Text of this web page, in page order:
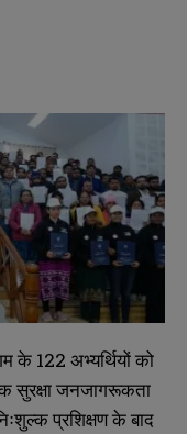
के 122 अभ्यर्थियों को
सुरक्षा जनजागरूकता
प्रशिक्षण के बाद